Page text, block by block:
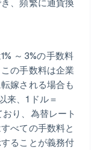
、頻繁に通貨換
～ 3%の手数料
の手数料は企業
嫁される場合も
来、1 ドル＝
り、為替レート
べての手数料と
ることが義務付